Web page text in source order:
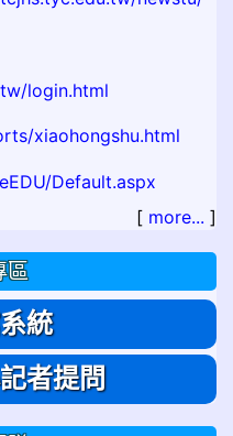
[ more... ]
區
統
者提問